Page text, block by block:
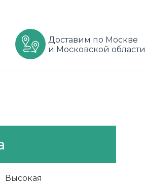
Доставим по Москве
и Московской области
Высокая